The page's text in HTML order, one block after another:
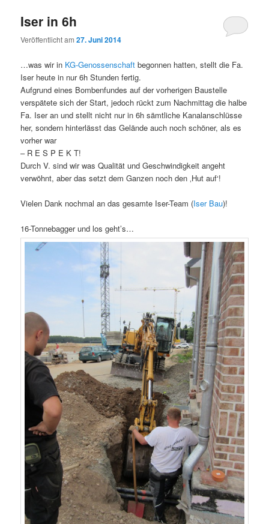
Iser in 6h
Veröffentlicht am27. Juni 2014
…was wir in KG-Genossenschaft begonnen hatten, stellt die Fa.
Iser heute in nur 6h Stunden fertig.
Aufgrund eines Bombenfundes auf der vorherigen Baustelle
verspätete sich der Start, jedoch rückt zum Nachmittag die halbe
Fa. Iser an und stellt nicht nur in 6h sämtliche Kanalanschlüsse
her, sondern hinterlässt das Gelände auch noch schöner, als es
vorher war
– R E S P E K T!
Durch V. sind wir was Qualität und Geschwindigkeit angeht
verwöhnt, aber das setzt dem Ganzen noch den ‚Hut auf‘!
Vielen Dank nochmal an das gesamte Iser-Team (Iser Bau)!
16-Tonnebagger und los geht’s…